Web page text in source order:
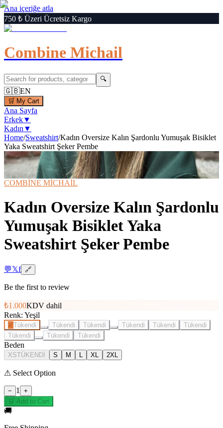
Ana içeriğe atla
750 ₺ Üzeri Ücretsiz Kargo
Combine Michail
🔍
🇬🇧EN
🛒 My Cart
Ana Sayfa
Erkek▼
Kadın ▼
Home/Sweatshirt/Kadın Oversize Kalın Şardonlu Yumuşak Bisiklet
Yaka Sweatshirt Şeker Pembe
1/1 🔍Büyüt
📦 Kargo Bedava ⚡ Hızlı Teslimat
COMBİNE MİCHAİL
Kadın Oversize Kalın Şardonlu
Yumuşak Bisiklet Yaka
Sweatshirt Şeker Pembe
💬𝕏f 🔗
Be the first to review
₺1.000KDV dahil
Renk: Yeşil
✓ Tükendi Tükendi Tükendi Tükendi Tükendi
Tükendi
Tükendi
Tükendi Tükendi
Beden
XSTÜKENDİ S M XL 2XL
⚠ Select Option
− 1
+
🛒 Add to Cart
🚚